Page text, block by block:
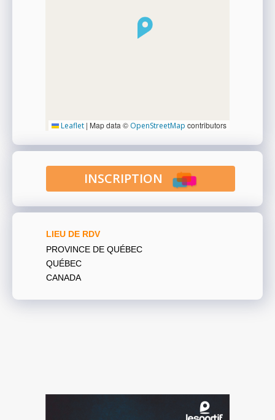
Leaflet | Map data © OpenStreetMap contributors
INSCRIPTION
LIEU DE RDV
PROVINCE DE QUÉBEC
QUÉBEC
CANADA